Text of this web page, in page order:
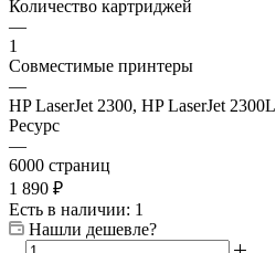
Количество картриджей
—
1
Совместимые принтеры
—
HP LaserJet 2300, HP LaserJet 2300L
Ресурс
—
6000 страниц
1 890 ₽
Есть в наличии: 1
Нашли дешевле?